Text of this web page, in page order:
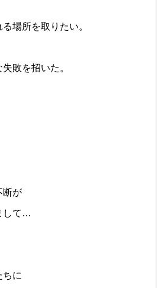
場所を取りたい。
敗を招いた。
断が
して…
ちに